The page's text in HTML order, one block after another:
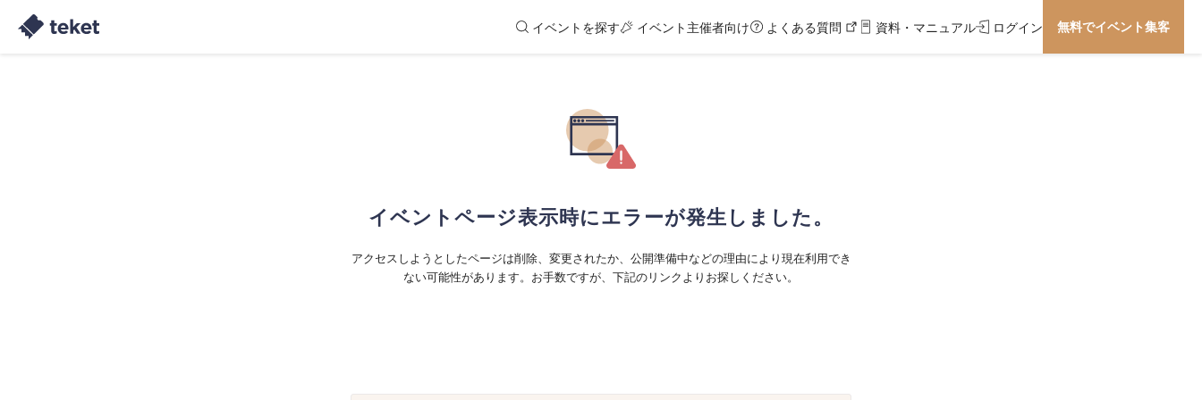
イベントを探す イベント主催者向け よくある質問 資料・マニュアル ログイン 無料でイベント集客
イベントページ表示時にエラーが発生しました。
アクセスしようとしたページは削除、変更されたか、公開準備中などの理由により現在利用でき
ない可能性があります。お手数ですが、下記のリンクよりお探しください。